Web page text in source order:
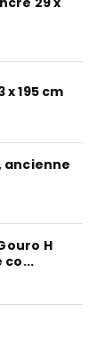
x 195 cm
ancienne
H
co...